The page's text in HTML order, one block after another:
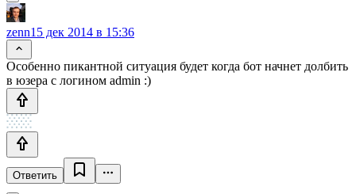
zenn15 дек 2014 в 15:36
Особенно пикантной ситуация будет когда бот начнет долбить
в юзера с логином admin :)
Ответить